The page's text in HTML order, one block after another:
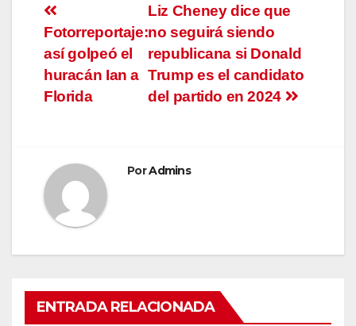
Navegación
de
entradas
Liz Cheney dice que
no seguirá siendo
republicana si Donald
Trump es el candidato
del partido en 2024
Fotorreportaje:
así golpeó el
huracán Ian a
Florida
PorAdmins
ENTRADA RELACIONADA